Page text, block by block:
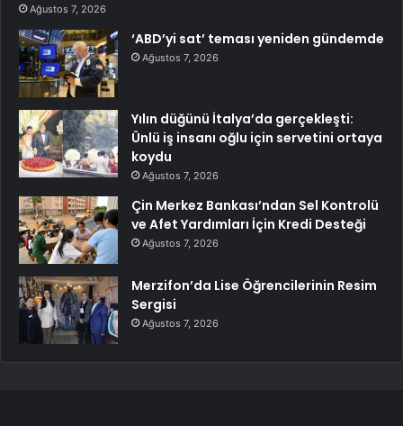
Ağustos 7, 2026
‘ABD’yi sat’ teması yeniden gündemde
Ağustos 7, 2026
Yılın düğünü İtalya’da gerçekleşti:
Ünlü iş insanı oğlu için servetini ortaya
koydu
Ağustos 7, 2026
Çin Merkez Bankası’ndan Sel Kontrolü
ve Afet Yardımları İçin Kredi Desteği
Ağustos 7, 2026
Merzifon’da Lise Öğrencilerinin Resim
Sergisi
Ağustos 7, 2026